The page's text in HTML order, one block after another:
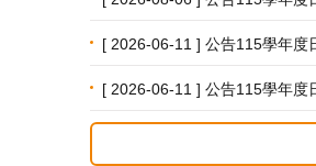
[ 2026-06-11 ] 公告115學年度
[ 2026-06-11 ] 公告115學年度